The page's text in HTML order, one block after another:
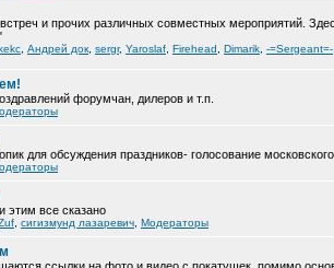
и прочих различных совместных мероприятий.
Андрей док sergr, Yaroslaf Firehead Dimarik -=Sergeant=-
форумчан, дилеров и т.п.
для обсуждения праздников- голосование
этим все сказано
сигизмунд лазаревич Модераторы